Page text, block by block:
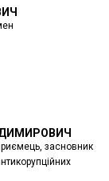
засновник